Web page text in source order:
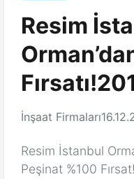
Resim
İnşaat Firmaları
Resim İstanbul
Peşinat %100